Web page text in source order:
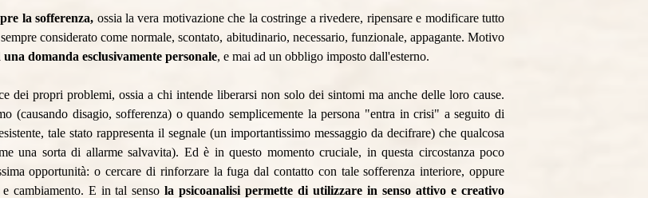
la sofferenza, ossia la vera motivazione che la costringe a rivedere, ripensare e modificare tutto
considerato come normale, scontato, abitudinario, necessario, funzionale, appagante. Motivo
domanda esclusivamente personale, e mai ad un obbligo imposto dall'esterno.
dei propri problemi, ossia a chi intende liberarsi non solo dei sintomi ma anche delle loro cause.
(causando disagio, sofferenza) o quando semplicemente la persona "entra in crisi" a seguito di
tale stato rappresenta il segnale (un importantissimo messaggio da decifrare) che qualcosa
una sorta di allarme salvavita). Ed è in questo momento cruciale, in questa circostanza poco
opportunità: o cercare di rinforzare la fuga dal contatto con tale sofferenza interiore, oppure
cambiamento. E in tal sensola psicoanalisi permette di utilizzare in senso attivo e creativo